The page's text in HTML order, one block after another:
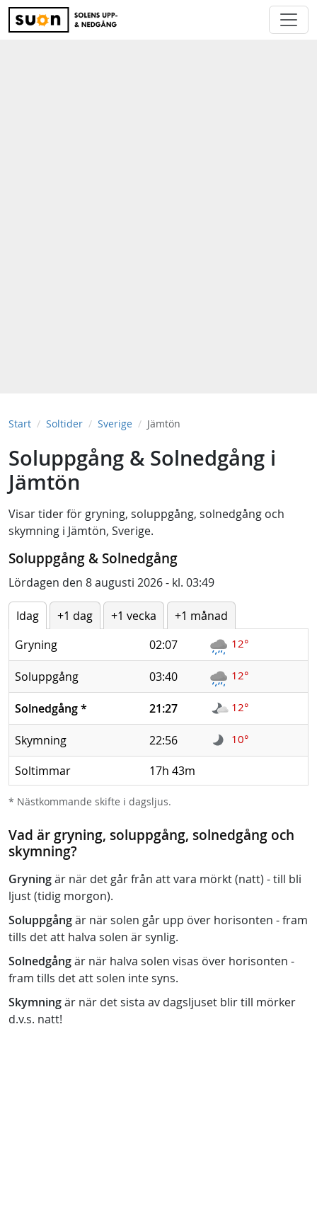
Start Soltider Sverige Jämtön
Soluppgång & Solnedgång i
Jämtön
Visar tider för gryning, soluppgång, solnedgång och
skymning i Jämtön, Sverige.
Soluppgång & Solnedgång
Lördagen den 8 augusti 2026 - kl. 03:49
Idag +1 dag +1 vecka
+1 månad
Gryning
02:07 12°
Soluppgång 03:40 12°
Solnedgång* 21:27 12°
Skymning 22:56 10°
Soltimmar 17h 43m
* Nästkommande skifte i dagsljus.
Vad är gryning, soluppgång, solnedgång och
skymning?
Gryningär när det går från att vara mörkt (natt) - till bli
ljust (tidig morgon).
Soluppgångär när solen går upp över horisonten - fram
tills det att halva solen är synlig.
Solnedgångär när halva solen visas över horisonten -
fram tills det att solen inte syns.
Skymningär när det sista av dagsljuset blir till mörker
d.v.s. natt!